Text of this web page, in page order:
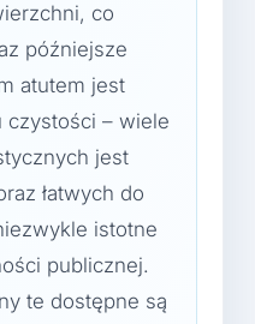
co
późniejsze
atutem jest
czystości – wiele
jest
łatwych do
istotne
publicznej.
te dostępne są